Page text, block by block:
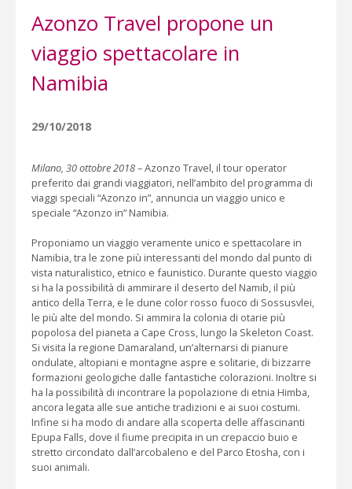
Azonzo Travel propone un
viaggio spettacolare in
Namibia
29/10/2018
Milano, 30 ottobre 2018– Azonzo Travel, il tour operator
preferito dai grandi viaggiatori, nell’ambito del programma di
viaggi speciali “Azonzo in”, annuncia un viaggio unico e
speciale “Azonzo in” Namibia.
Proponiamo un viaggio veramente unico e spettacolare in
Namibia, tra le zone più interessanti del mondo dal punto di
vista naturalistico, etnico e faunistico. Durante questo viaggio
si ha la possibilità di ammirare il deserto del Namib, il più
antico della Terra, e le dune color rosso fuoco di Sossusvlei,
le più alte del mondo. Si ammira la colonia di otarie più
popolosa del pianeta a Cape Cross, lungo la Skeleton Coast.
Si visita la regione Damaraland, un’alternarsi di pianure
ondulate, altopiani e montagne aspre e solitarie, di bizzarre
formazioni geologiche dalle fantastiche colorazioni. Inoltre si
ha la possibilità di incontrare la popolazione di etnia Himba,
ancora legata alle sue antiche tradizioni e ai suoi costumi.
Infine si ha modo di andare alla scoperta delle affascinanti
Epupa Falls, dove il fiume precipita in un crepaccio buio e
stretto circondato dall’arcobaleno e del Parco Etosha, con i
suoi animali.